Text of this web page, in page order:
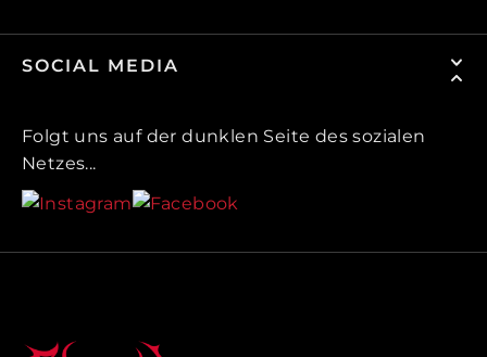
SOCIAL MEDIA
Folgt uns auf der dunklen Seite des sozialen
Netzes...